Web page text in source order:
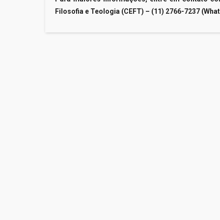
Filosofia e Teologia (CEFT) – (11) 2766-7237